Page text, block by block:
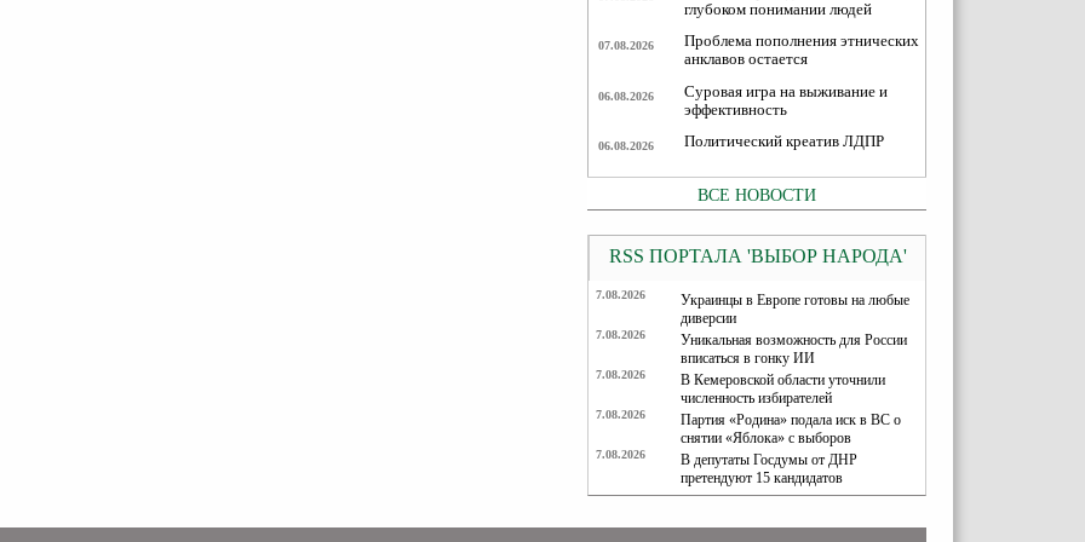
глубоком понимании людей
07.08.2026
Проблема пополнения этнических
анклавов остается
06.08.2026
Суровая игра на выживание и
эффективность
06.08.2026 Политический креатив ЛДПР
ВСЕ НОВОСТИ
RSS ПОРТАЛА 'ВЫБОР НАРОДА'
7.08.2026
Украинцы в Европе готовы на любые
диверсии
7.08.2026
Уникальная возможность для России
вписаться в гонку ИИ
7.08.2026
В Кемеровской области уточнили
численность избирателей
7.08.2026
Партия «Родина» подала иск в ВС о
снятии «Яблока» с выборов
7.08.2026
В депутаты Госдумы от ДНР
претендуют 15 кандидатов